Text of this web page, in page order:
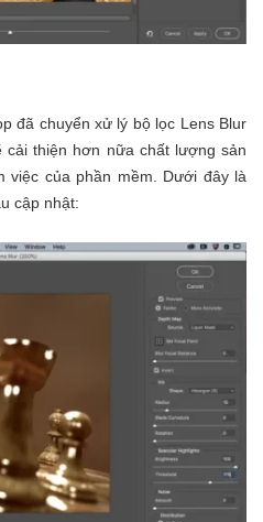
đã chuyển xử lý bộ lọc Lens Blur
cải thiện hơn nữa chất lượng sản
việc của phần mềm. Dưới đây là
cập nhật: